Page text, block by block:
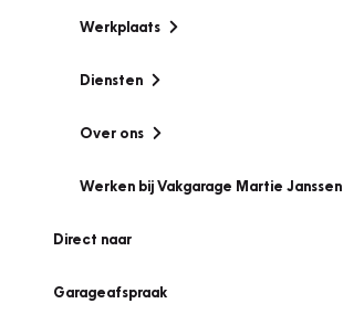
Werkplaats
Diensten
Over ons
Werken bij Vakgarage Martie Janssen
Direct naar
Garageafspraak